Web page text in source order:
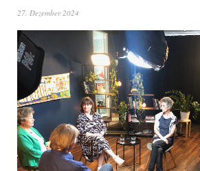
27. Dezember 2024